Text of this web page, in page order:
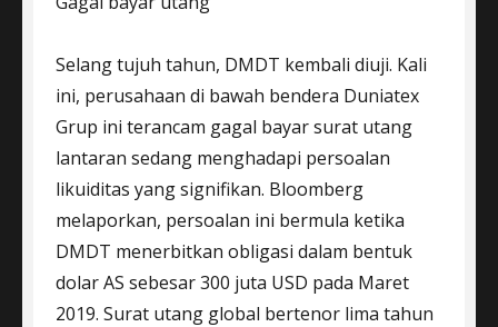
Selang tujuh tahun, DMDT kembali diuji. Kali
ini, perusahaan di bawah bendera Duniatex
Grup ini terancam gagal bayar surat utang
lantaran sedang menghadapi persoalan
likuiditas yang signifikan. Bloomberg
melaporkan, persoalan ini bermula ketika
DMDT menerbitkan obligasi dalam bentuk
dolar AS sebesar 300 juta USD pada Maret
2019. Surat utang global bertenor lima tahun